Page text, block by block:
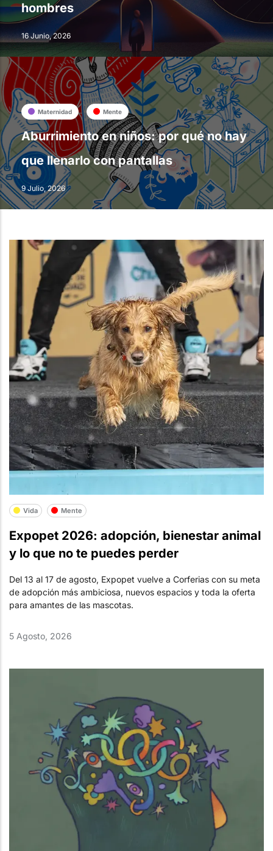
hombres
16 Junio, 2026
Maternidad Mente
Aburrimiento en niños: por qué no hay
que llenarlo con pantallas
9 Julio, 2026
Vida Mente
Expopet 2026: adopción, bienestar animal
y lo que no te puedes perder
Del 13 al 17 de agosto, Expopet vuelve a Corferias con su meta
de adopción más ambiciosa, nuevos espacios y toda la oferta
para amantes de las mascotas.
5 Agosto, 2026